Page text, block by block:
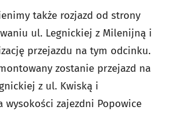
także rozjazd od strony
ul. Legnickiej z Milenijną i
przejazdu na tym odcinku.
zostanie przejazd na
z ul. Kwiską i
wysokości zajezdni Popowice